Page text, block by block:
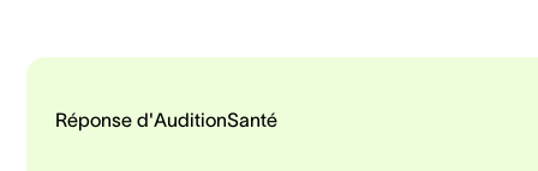
Réponse d'AuditionSanté